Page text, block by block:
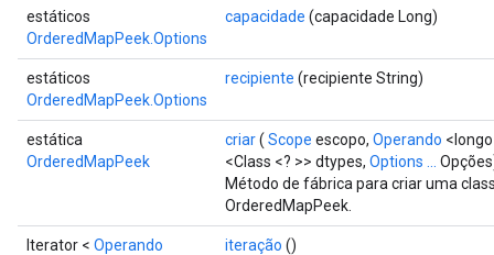
estáticos
OrderedMapPeek.Options
capacidade (capacidade Long)
estáticos
OrderedMapPeek.Options
recipiente (recipiente String)
estática
OrderedMapPeek
criar( Scope escopo, Operando
<Class <? >> dtypes, Options ...
Método de fábrica para criar uma
OrderedMapPeek.
Iterator < Operando
iteração ()